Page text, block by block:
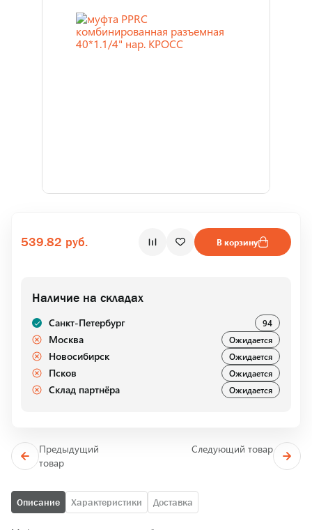
Описание Характеристики Доставка
539.82 руб. В корзину
Наличие на складах
Санкт-Петербург 94
Москва Ожидается
Новосибирск Ожидается
Псков Ожидается
Склад партнёра Ожидается
Предыдущий
товар
Следующий товар